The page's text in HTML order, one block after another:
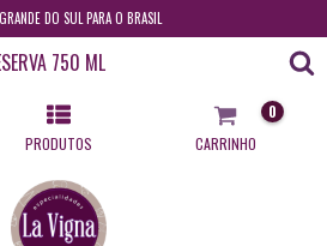
DO SUL PARA O BRASIL
750 ML
PRODUTOS CARRINHO
0